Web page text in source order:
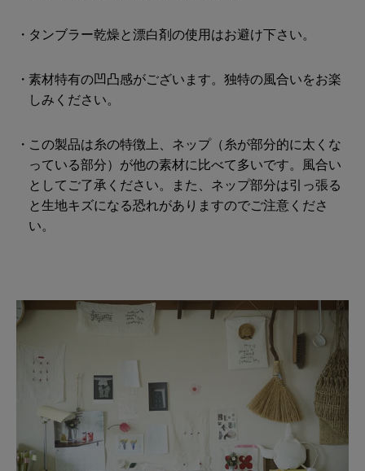
タンブラー乾燥と漂白剤の使用はお避け下さい。
素材特有の凹凸感がございます。独特の風合いをお楽
しみください。
この製品は糸の特徴上、ネップ（糸が部分的に太くな
っている部分）が他の素材に比べて多いです。風合い
としてご了承ください。また、ネップ部分は引っ張る
と生地キズになる恐れがありますのでご注意くださ
い。